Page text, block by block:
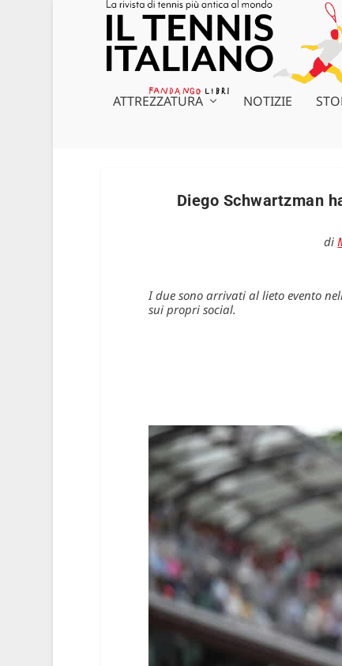
ATTREZZATURA NOTIZIE
Diego Schwartzman
di
I due sono arrivati al lieto evento
sui propri social.